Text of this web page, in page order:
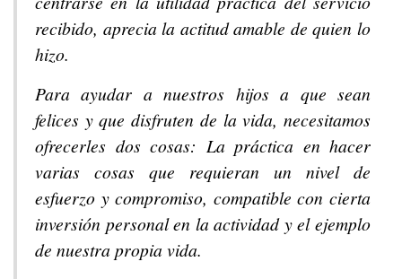
recibido, aprecia la actitud amable de quien lo
hizo.
Para ayudar a nuestros hijos a que sean
felices y que disfruten de la vida, necesitamos
ofrecerles dos cosas: La práctica en hacer
varias cosas que requieran un nivel de
esfuerzo y compromiso, compatible con cierta
inversión personal en la actividad y el ejemplo
de nuestra propia vida.